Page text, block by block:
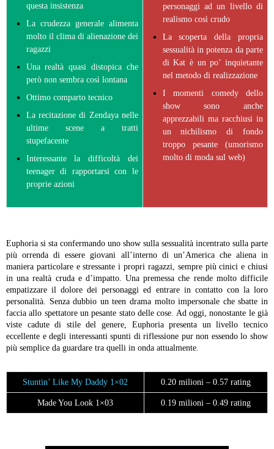
questa insistenza
La crudezza generale alimenta
molto il clima di alienazione dei
ragazzi
Una realtà quasi distopica che
però non sembra così lontana
Ottimo comparto tecnico
La recitazione di Zendaya nelle
ultime scene a tratti
stupefacente
Interessante la difficoltà dei
teenager di rapportarsi con le
proprie azioni
personaggi ad un livello di
realismo così crudo
La scoperta della propria
sessualità in potenza da parte
di Kat è un po’ inquietante
nel metodo di realizzazione
I momenti comedy dello
show sono anche
apprezzabili ma racchiusi in
un nichilismo di fondo
troppo pesante (umorismo
molto di moda sul web)
Euphoria si sta confermando uno show sulla sessualità incentrato sulla parte
più orrenda di essere giovani all’interno di un’America che aliena in
maniera particolare e stressante i propri ragazzi, sempre più cinici e chiusi
in una realtà cruda e d’impatto. Una premessa che rende molto difficile
empatizzare il dolore dei personaggi ed entrare in contatto con la loro
personalità. Senza dubbio un teen drama molto impersonale che sbatte in
faccia allo spettatore un pesante stato delle cose. Ad oggi, nonostante le già
viste cadute di stile del genere, Euphoria presenta un livello tecnico
eccellente e degli interessanti spunti di riflessione pur non essendo lo show
più semplice da guardare tra quelli in onda attualmente.
Stuntin’ Like My Daddy 1×02 0.20 milioni – 0.57 rating
Made You Look 1×03 0.19 milioni – 0.49 rating